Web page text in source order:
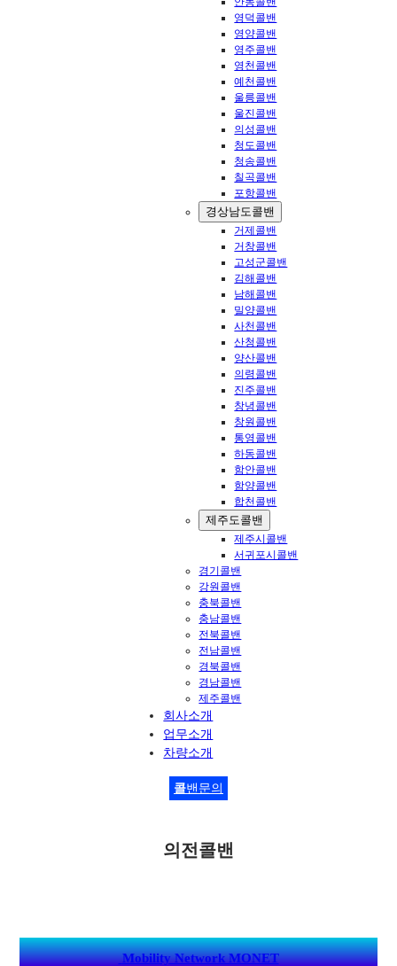
영덕콜밴
영양콜밴
영주콜밴
영천콜밴
예천콜밴
울릉콜밴
울진콜밴
의성콜밴
청도콜밴
청송콜밴
칠곡콜밴
포항콜밴
경상남도콜밴
거제콜밴
거창콜밴
고성군콜밴
김해콜밴
남해콜밴
밀양콜밴
사천콜밴
산청콜밴
양산콜밴
의령콜밴
진주콜밴
창녕콜밴
창원콜밴
통영콜밴
하동콜밴
함안콜밴
함양콜밴
합천콜밴
제주도콜밴
제주시콜밴
서귀포시콜밴
경기콜밴
강원콜밴
충북콜밴
충남콜밴
전북콜밴
전남콜밴
경북콜밴
경남콜밴
제주콜밴
회사소개
업무소개
차량소개
콜밴문의
의전콜밴
Mobility Network MONET